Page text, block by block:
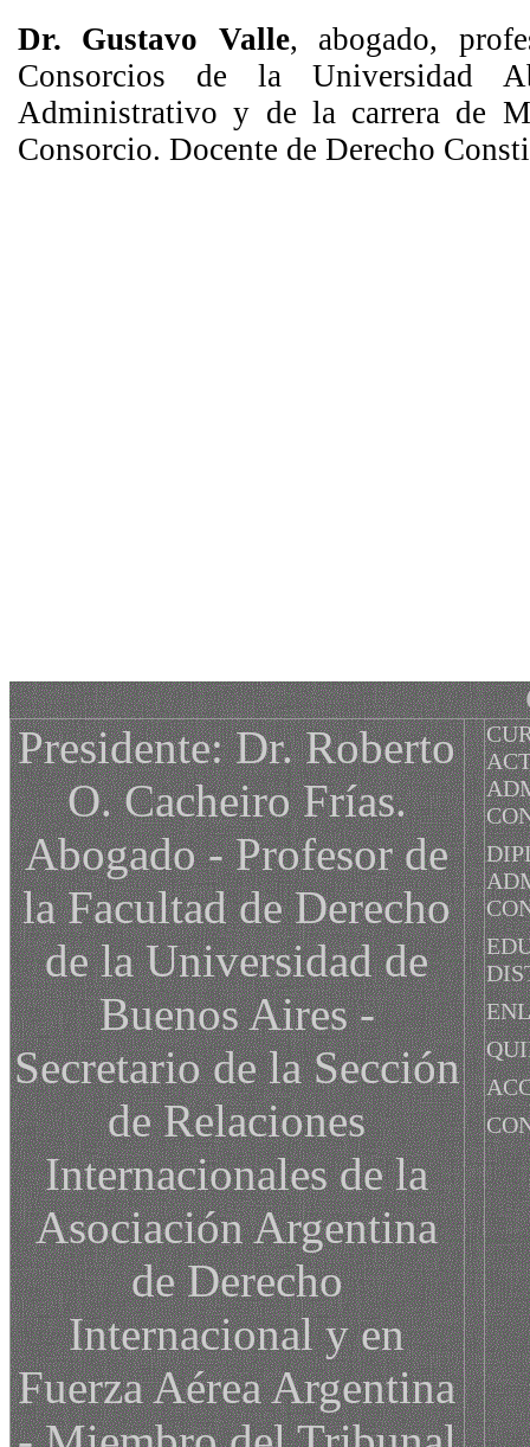
Dr. Gustavo Valle, abogado,
Consorcios de la Universidad
Administrativo y de la carrera de
Consorcio. Docente de Derecho
Presidente: Dr. Roberto
O. Cacheiro Frías.
Abogado - Profesor de
la Facultad de Derecho
de la Universidad de
Buenos Aires -
Secretario de la Sección
de Relaciones
Internacionales de la
Asociación Argentina
de Derecho
Internacional y en
Fuerza Aérea Argentina